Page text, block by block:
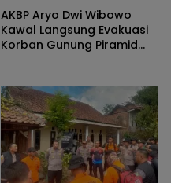
AKBP Aryo Dwi Wibowo
Kawal Langsung Evakuasi
Korban Gunung Piramid